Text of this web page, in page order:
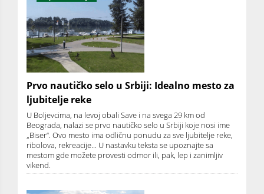
Prvo nautičko selo u Srbiji: Idealno mesto za
ljubitelje reke
U Boljevcima, na levoj obali Save i na svega 29 km od
Beograda, nalazi se prvo nautičko selo u Srbiji koje nosi ime
„Biser“. Ovo mesto ima odličnu ponudu za sve ljubitelje reke,
ribolova, rekreacije... U nastavku teksta se upoznajte sa
mestom gde možete provesti odmor ili, pak, lep i zanimljiv
vikend.